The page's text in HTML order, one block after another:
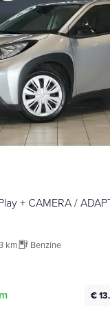
+ CAMERA /
km Benzine
€